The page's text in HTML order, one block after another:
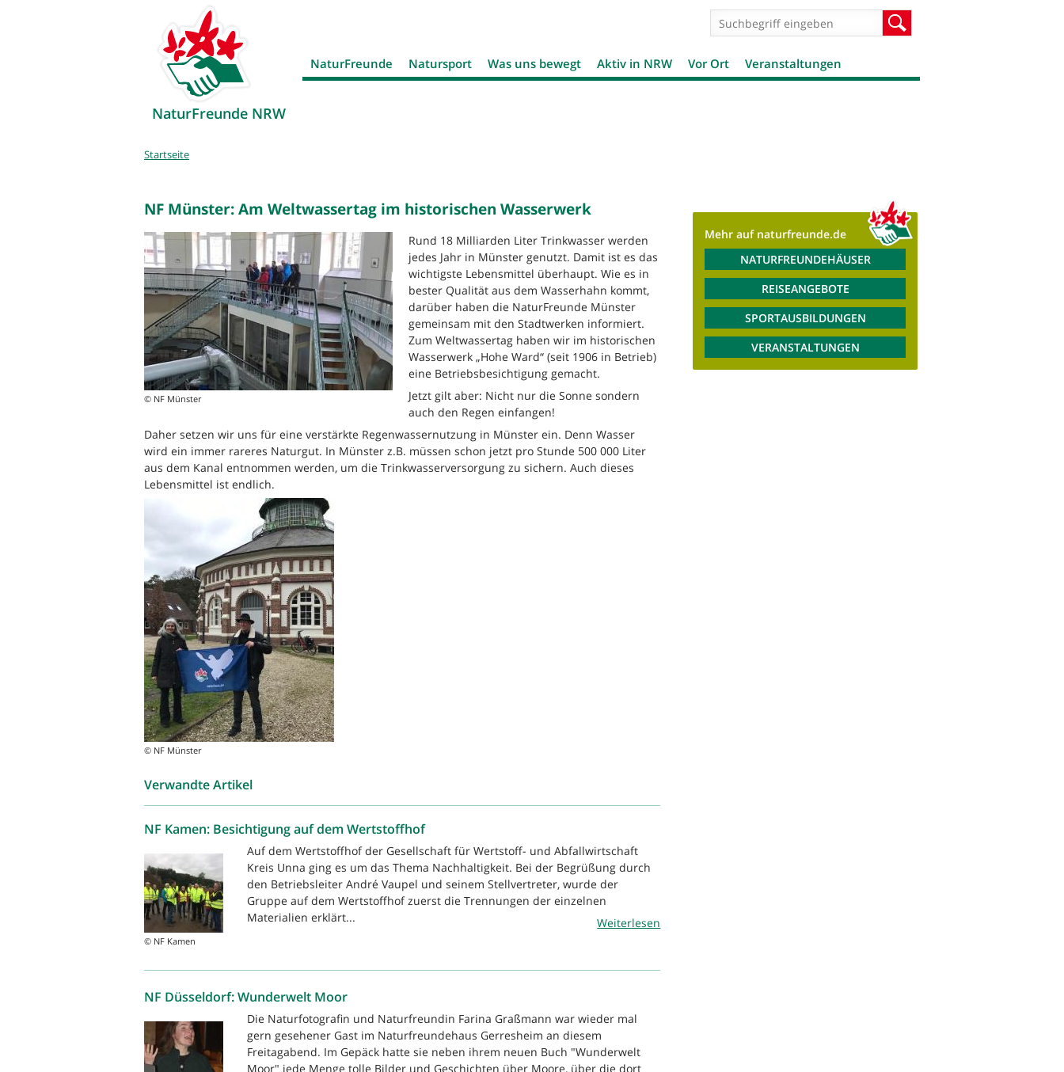
NaturFreunde NRW
Suchformular
NaturFreunde Natursport Was uns bewegt Aktiv in NRW Vor Ort Veranstaltungen
Sie
Startseite
NF Münster: Am Weltwassertag im historischen Wasserwerk
© NF Münster
Rund 18 Milliarden Liter Trinkwasser werden
jedes Jahr in Münster genutzt. Damit ist es das
wichtigste Lebensmittel überhaupt. Wie es in
bester Qualität aus dem Wasserhahn kommt,
darüber haben die NaturFreunde Münster
gemeinsam mit den Stadtwerken informiert.
Zum Weltwassertag haben wir im historischen
Wasserwerk „Hohe Ward“ (seit 1906 in Betrieb)
eine Betriebsbesichtigung gemacht.
Jetzt gilt aber: Nicht nur die Sonne sondern
auch den Regen einfangen!
Daher setzen wir uns für eine verstärkte Regenwassernutzung in Münster ein. Denn Wasser
wird ein immer rareres Naturgut. In Münster z.B. müssen schon jetzt pro Stunde 500 000 Liter
aus dem Kanal entnommen werden, um die Trinkwasserversorgung zu sichern. Auch dieses
Lebensmittel ist endlich.
© NF Münster
Verwandte Artikel
NF Kamen: Besichtigung auf dem Wertstoffhof
© NF Kamen
Auf dem Wertstoffhof der Gesellschaft für Wertstoff- und Abfallwirtschaft
Kreis Unna ging es um das Thema Nachhaltigkeit. Bei der Begrüßung durch
den Betriebsleiter André Vaupel und seinem Stellvertreter, wurde der
Gruppe auf dem Wertstoffhof zuerst die Trennungen der einzelnen
Materialien erklärt...
Weiterlesen
NF Düsseldorf: Wunderwelt Moor
Die Naturfotografin und Naturfreundin Farina Graßmann war wieder mal
gern gesehener Gast im Naturfreundehaus Gerresheim an diesem
Freitagabend. Im Gepäck hatte sie neben ihrem neuen Buch "Wunderwelt
Moor" jede Menge tolle Bilder und Geschichten über Moore, über die dort
Mehr auf naturfreunde.de
NATURFREUNDEHÄUSER
REISEANGEBOTE
SPORTAUSBILDUNGEN
VERANSTALTUNGEN